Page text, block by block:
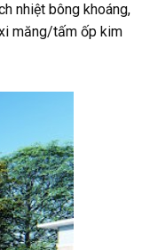
nhiệt bông khoáng,
măng/tấm ốp kim